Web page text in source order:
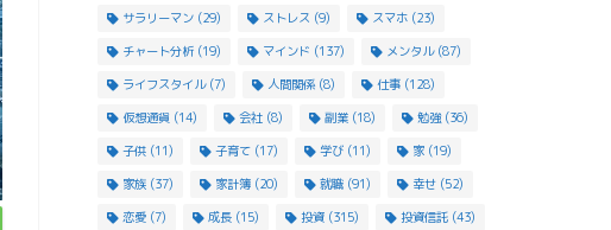
サラリーマン(29) ストレス (9) スマホ(23)
チャート分析(19) マインド (137) メンタル(87)
ライフスタイル(7) 人間関係(8) 仕事(128)
仮想通貨 (14) 会社(8) 副業(18) 勉強(36)
子供(11) 子育て(17) 学び(11) 家(19)
家族(37) 家計簿(20) 就職(91) 幸せ(52)
恋愛(7) 成長(15) 投資(315) 投資信託(43)